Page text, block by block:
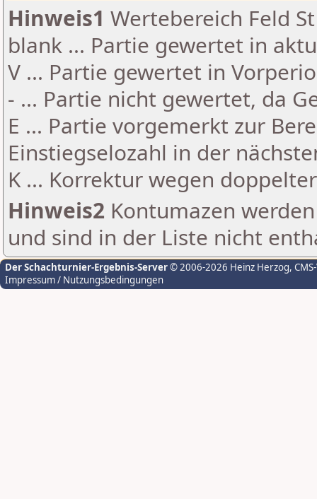
Hinweis1 Wertebereich Feld
blank ... Partie gewertet in
V ... Partie gewertet in
- ... Partie nicht gewertet, da
E ... Partie vorgemerkt zur
Einstiegselozahl in der
K ... Korrektur wegen
Hinweis2 Kontumazen
und sind in der Liste nicht
Der Schachturnier-Ergebnis-Server© 2006-2026 Heinz Herzog,
Impressum / Nutzungsbedingungen